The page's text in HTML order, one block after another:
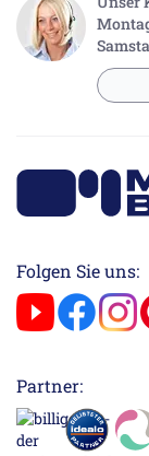
Folgen Sie uns:
Partner: